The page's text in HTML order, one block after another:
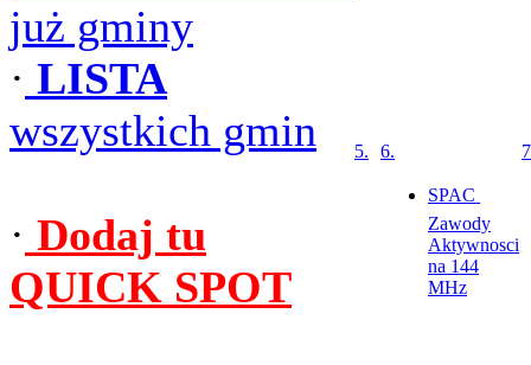
już gminy
· LISTA
wszystkich gmin
· Dodaj tu
QUICK SPOT
5. 6.
SPAC 
Zawody
Aktywnosci
na 144
MHz